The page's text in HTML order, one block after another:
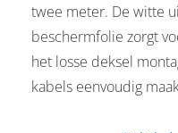
twee meter. De witte
beschermfolie zorgt
het losse deksel
kabels eenvoudig